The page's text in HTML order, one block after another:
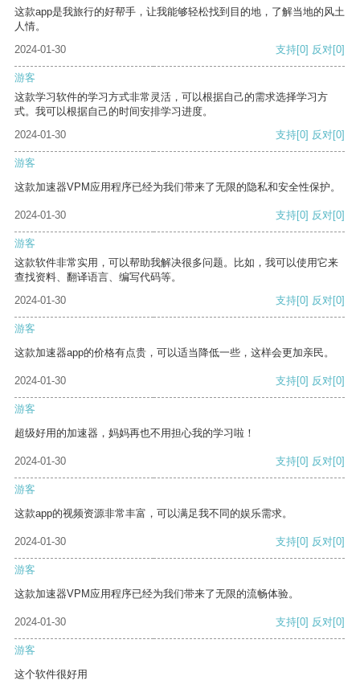
这款app是我旅行的好帮手，让我能够轻松找到目的地，了解当地的风土
人情。
2024-01-30
支持[0] 反对[0]
游客
这款学习软件的学习方式非常灵活，可以根据自己的需求选择学习方
式。我可以根据自己的时间安排学习进度。
2024-01-30
支持[0] 反对[0]
游客
这款加速器VPM应用程序已经为我们带来了无限的隐私和安全性保护。
2024-01-30 支持[0] 反对[0]
游客
这款软件非常实用，可以帮助我解决很多问题。比如，我可以使用它来
查找资料、翻译语言、编写代码等。
2024-01-30
支持[0] 反对[0]
游客
这款加速器app的价格有点贵，可以适当降低一些，这样会更加亲民。
2024-01-30 支持[0] 反对[0]
游客
超级好用的加速器，妈妈再也不用担心我的学习啦！
2024-01-30 支持[0] 反对[0]
游客
这款app的视频资源非常丰富，可以满足我不同的娱乐需求。
2024-01-30 支持[0] 反对[0]
游客
这款加速器VPM应用程序已经为我们带来了无限的流畅体验。
2024-01-30 支持[0] 反对[0]
游客
这个软件很好用